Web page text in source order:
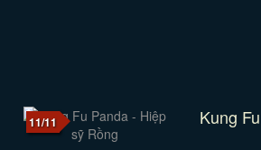
11/11
Kung